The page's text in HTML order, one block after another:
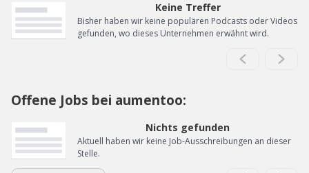
Keine Treffer
Bisher haben wir keine populären Podcasts oder Videos
gefunden, wo dieses Unternehmen erwähnt wird.
Offene Jobs bei aumentoo:
Nichts gefunden
Aktuell haben wir keine Job-Ausschreibungen an dieser
Stelle.